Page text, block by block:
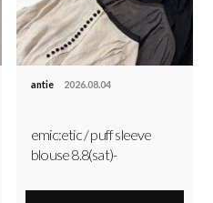
antie 2026.08.04
emic:etic / puff sleeve
blouse 8.8(sat)-